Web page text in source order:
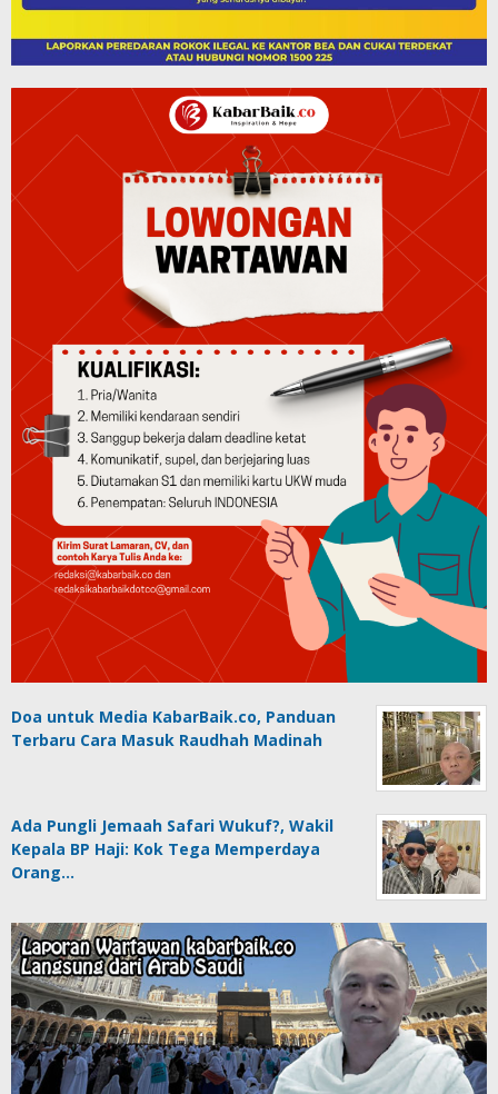
Doa untuk Media KabarBaik.co, Panduan
Terbaru Cara Masuk Raudhah Madinah
Ada Pungli Jemaah Safari Wukuf?, Wakil
Kepala BP Haji: Kok Tega Memperdaya
Orang…